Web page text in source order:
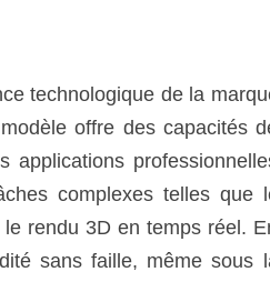
technologique de la
offre des capacités
applications
complexes telles que
rendu 3D en temps réel.
sans faille, même sous